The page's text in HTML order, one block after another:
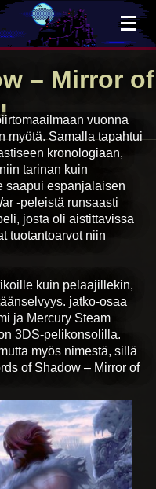
– Mirror of
vuonna
myötä. Samalla tapahtui
kronologiaan,
tarinan kuin
saapui espanjalaisen
-peleistä runsaasti
josta oli aistittavissa
tuotantoarvot niin
kuin pelaajillekin,
jatko-osaa
ja Mercury Steam
3DS-pelikonsolilla.
myös nimestä, sillä
of Shadow – Mirror of
×